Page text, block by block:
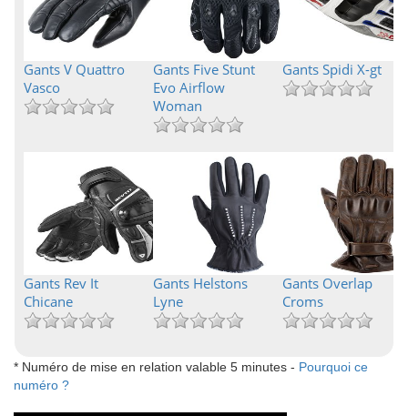
Gants V Quattro
Vasco
Gants Five Stunt
Evo Airflow
Woman
Gants Spidi X-gt
Gants Rev It
Chicane
Gants Helstons
Lyne
Gants Overlap
Croms
* Numéro de mise en relation valable 5 minutes - Pourquoi ce
numéro ?